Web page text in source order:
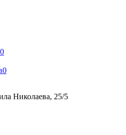
0
0
Николаева, 25/5